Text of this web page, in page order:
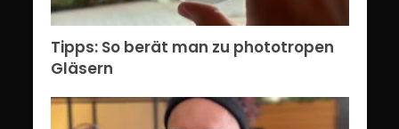
Tipps: So berät man zu phototropen
Gläsern